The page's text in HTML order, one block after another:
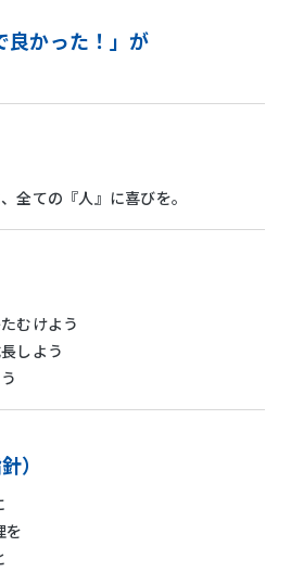
良かった！」が
全ての『人』に喜びを。
むけよう
しよう
）
を